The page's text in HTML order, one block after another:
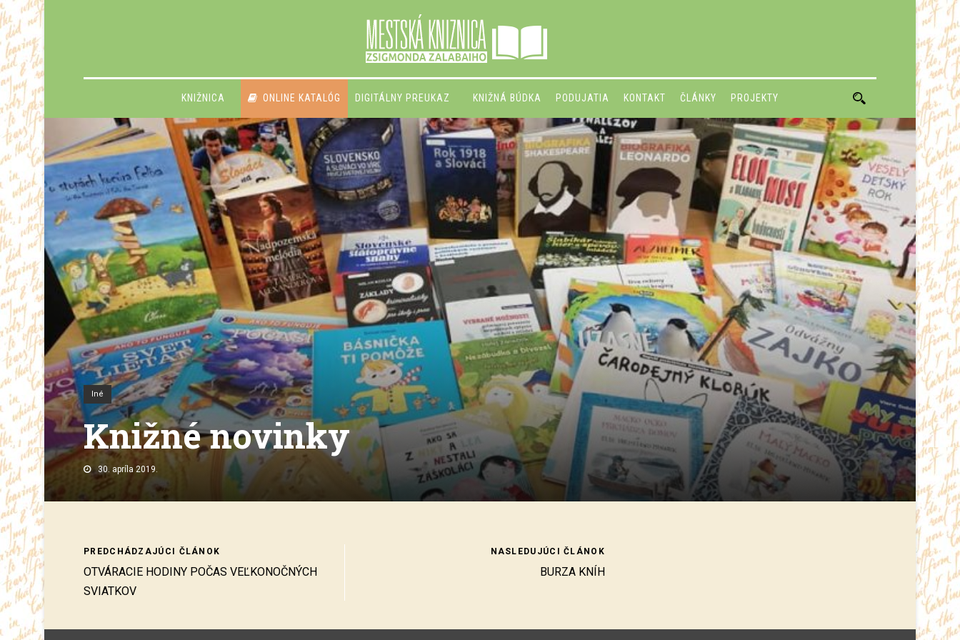
KNIŽNICA ONLINE KATALÓG DIGITÁLNY PREUKAZ KNIŽNÁ BÚDKA PODUJATIA KONTAKT ČLÁNKY PROJEKTY
Iné
Knižné novinky
30. apríla 2019.
PREDCHÁDZAJÚCI ČLÁNOK
OTVÁRACIE HODINY POČAS VEĽKONOČNÝCH
SVIATKOV
NASLEDUJÚCI ČLÁNOK
BURZA KNÍH